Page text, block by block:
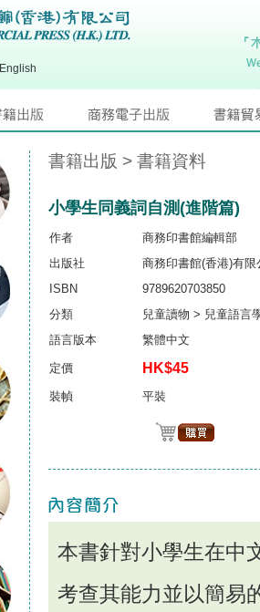
English
書籍出版 > 書籍資料
小學生同義詞自測(進階篇)
作者
商務印書館編輯部
出版社
商務印書館(香港)有限
ISBN
9789620703850
分類
兒童讀物 > 兒童語言
語言版本
繁體中文
定價 HK$45
裝幀 平裝
本書針對小學生在中
考查其能力並以簡易